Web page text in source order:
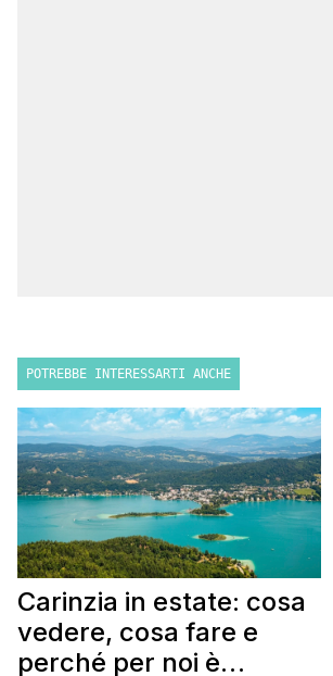
POTREBBE INTERESSARTI ANCHE
Carinzia in estate: cosa
vedere, cosa fare e
perché per noi è